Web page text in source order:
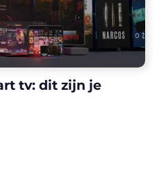
tv: dit zijn je